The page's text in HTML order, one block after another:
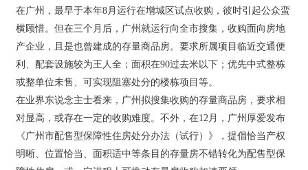
在广州，最早于本年8月运行在增城区试点收购，彼时引起公众蛮
横顾惜。但在三个月后，广州就运行向全市搜集，收购面向房地
产企业，且是也曾建成的存量商品房。要求所属项目临近交通便
利、配套设施较为王人全；面积在90过去米以下；优先中式整栋
或整单位未售、可实现阻塞处分的楼栋项目等。
在业界东说念主士看来，广州拟搜集收购的存量商品房，要求相
对显高，或存在一定的收购难度。不外，在12月，广州厚爱发布
《广州市配售型保障性住房处分办法（试行）》，提倡恰当产权
明晰、位置恰当、面积适中等条目的存量房不错转化为配售型保